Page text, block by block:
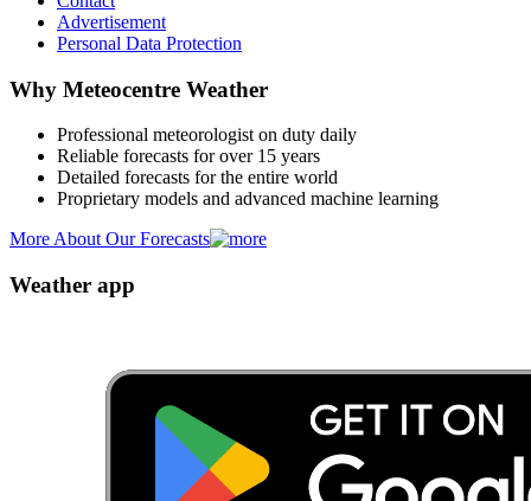
Advertisement
Personal Data Protection
Why Meteocentre Weather
Professional meteorologist on duty daily
Reliable forecasts for over 15 years
Detailed forecasts for the entire world
Proprietary models and advanced machine learning
More About Our Forecasts
Weather app